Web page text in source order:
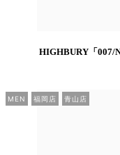
HIGHBURY「007/
MEN 福岡店 青山店